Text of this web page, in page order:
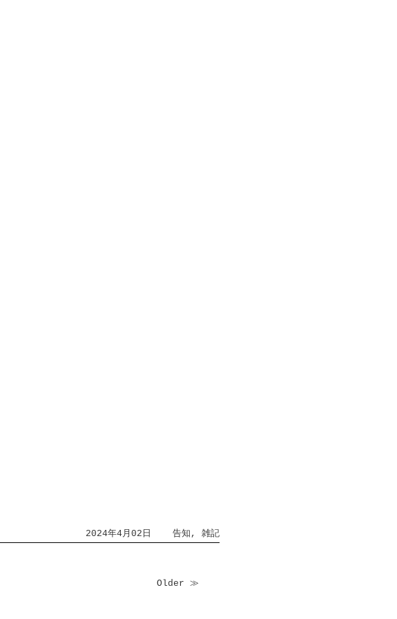
2024年4月02日 告知 , 雑記
Older ≫